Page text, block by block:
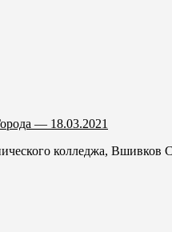
— 18.03.2021
колледжа, Вшивков